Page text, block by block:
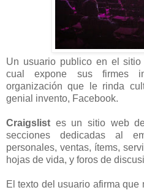
Un usuario publico en el
cual expone sus firmes
organización que le rinda
genial invento, Facebook.
Craigslist es un sitio web
secciones dedicadas al
personales, ventas, ítems,
hojas de vida, y foros de
El texto del usuario afirma